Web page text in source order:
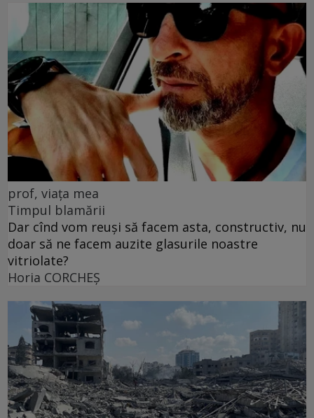
prof, viața mea
Timpul blamării
Dar cînd vom reuși să facem asta, constructiv, nu
doar să ne facem auzite glasurile noastre
vitriolate?
Horia CORCHEŞ